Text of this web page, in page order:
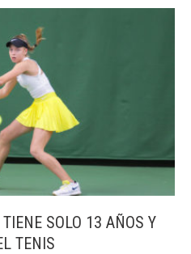
SOLO 13 AÑOS Y
TENIS